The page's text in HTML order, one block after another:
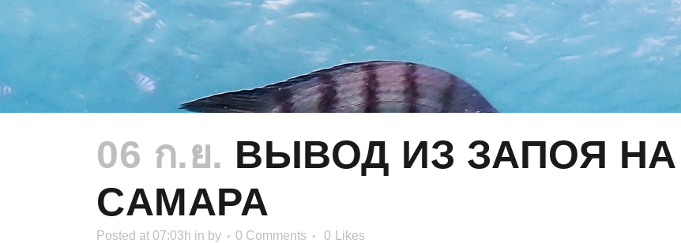
06 ก.ย. ВЫВОД ИЗ ЗАПОЯ
CAMAPA
Posted at 07:03h in by 0 Comments 0 Likes